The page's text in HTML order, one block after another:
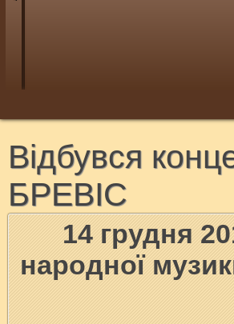
Відбувся
БРЕВІС
14 грудня
народної